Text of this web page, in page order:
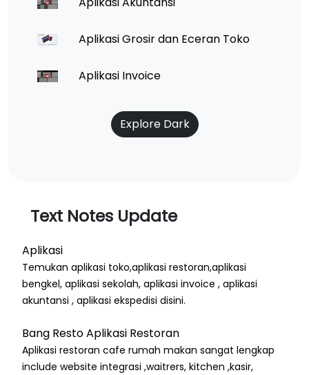
Aplikasi Grosir dan Eceran Toko
Aplikasi Invoice
Explore Dark
Text Notes Update
Aplikasi
Temukan aplikasi toko,aplikasi restoran,aplikasi
bengkel, aplikasi sekolah, aplikasi invoice , aplikasi
akuntansi , aplikasi ekspedisi disini.
Bang Resto Aplikasi Restoran
Aplikasi restoran cafe rumah makan sangat lengkap
include website integrasi ,waitrers, kitchen ,kasir,